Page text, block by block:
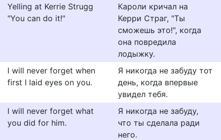
Yelling at Kerrie Strugg
"You can do it!"
Кароли кричал на
Керри Страг, "Ты
сможешь это!", когда
она повредила
лодыжку.
I will never forget when
first I laid eyes on you.
Я никогда не забуду тот
день, когда впервые
увидел тебя.
I will never forget what
you did for him.
Я никогда не забуду,
что ты сделала ради
него.